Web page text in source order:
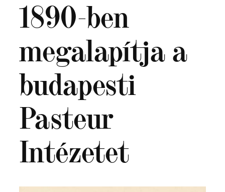
1890-ben
megalapítja a
budapesti
Pasteur
Intézetet